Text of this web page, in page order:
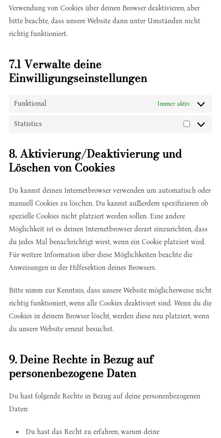
Verwendung von Cookies über deinen Browser deaktivieren, aber
bitte beachte, dass unsere Website dann unter Umständen nicht
richtig funktioniert.
7.1 Verwalte deine
Einwilligungseinstellungen
Funktional Immer aktiv
Statistics
Statistics
8. Aktivierung/Deaktivierung und
Löschen von Cookies
Du kannst deinen Internetbrowser verwenden um automatisch oder
manuell Cookies zu löschen. Du kannst außerdem spezifizieren ob
spezielle Cookies nicht platziert werden sollen. Eine andere
Möglichkeit ist es deinen Internetbrowser derart einzurichten, dass
du jedes Mal benachrichtigt wirst, wenn ein Cookie platziert wird.
Für weitere Information über diese Möglichkeiten beachte die
Anweisungen in der Hilfesektion deines Browsers.
Bitte nimm zur Kenntnis, dass unsere Website möglicherweise nicht
richtig funktioniert, wenn alle Cookies deaktiviert sind. Wenn du die
Cookies in deinem Browser löscht, werden diese neu platziert, wenn
du unsere Website erneut besuchst.
9. Deine Rechte in Bezug auf
personenbezogene Daten
Du hast folgende Rechte in Bezug auf deine personenbezogenen
Daten:
Du hast das Recht zu erfahren, warum deine